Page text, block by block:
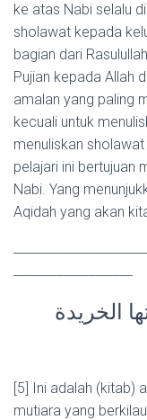
ke atas Nabi selalu
sholawat kepada
bagian dari
Pujian kepada Allah
amalan yang paling
kecuali untuk
menuliskan
pelajari ini bertujuan
Nabi. Yang
Aqidah yang akan
الخريدة
[5] Ini adalah (kitab)
mutiara yang